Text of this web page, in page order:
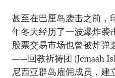
甚至在巴厘岛袭击之前，
年冬天经历了一波爆炸袭
股票交易市场也曾被炸弹
——回教祈祷团 (Jemaah
尼西亚群岛雇佣成员，建